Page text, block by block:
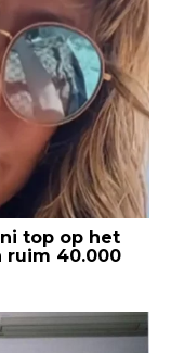
top op het
ruim 40.000